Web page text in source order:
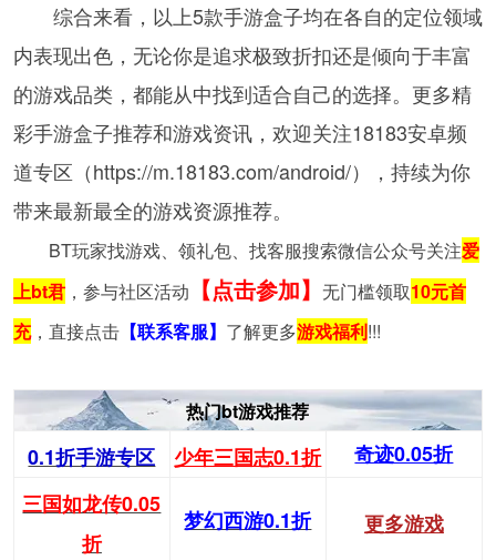
综合来看，以上5款手游盒子均在各自的定位领域
内表现出色，无论你是追求极致折扣还是倾向于丰富
的游戏品类，都能从中找到适合自己的选择。更多精
彩手游盒子推荐和游戏资讯，欢迎关注18183安卓频
道专区（https://m.18183.com/android/），持续为你
带来最新最全的游戏资源推荐。
BT玩家找游戏、领礼包、找客服搜索微信公众号关注爱
上bt君，参与社区活动 【点击参加】 无门槛领取10元首
充，直接点击【联系客服】 了解更多游戏福利!!!
热门bt游戏推荐
0.1折手游专区 少年三国志0.1折
奇迹0.05折
三国如龙传0.05
折
梦幻西游0.1折 更多游戏